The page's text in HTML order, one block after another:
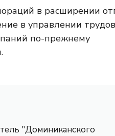
в расширении
в управлении
по-прежнему
"Доминиканского